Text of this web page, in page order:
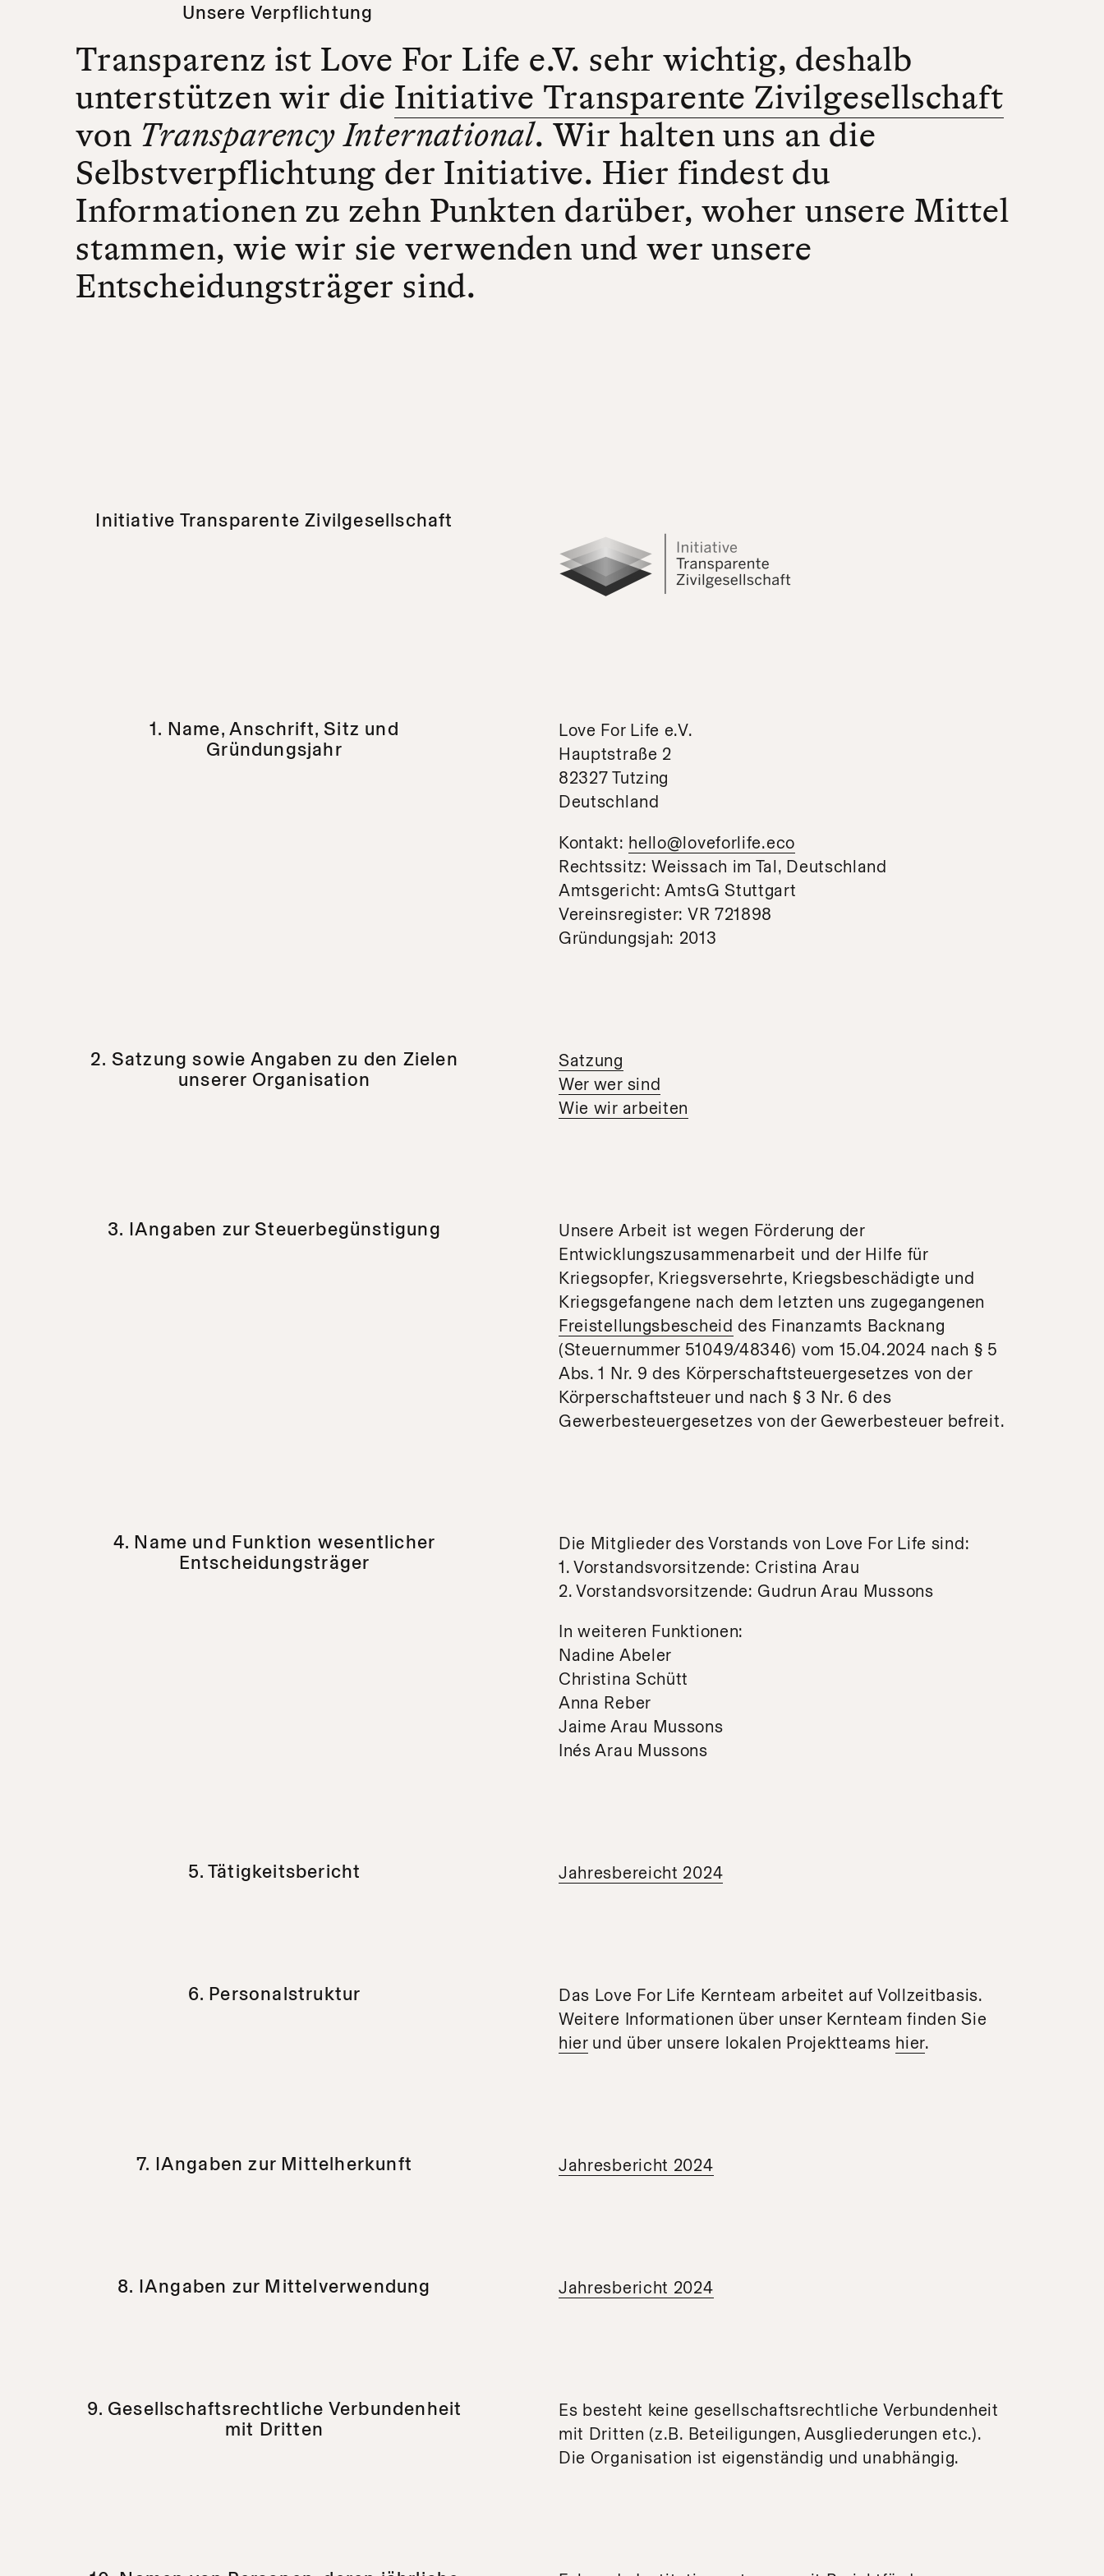
Unsere Verpflichtung
Transparenz ist Love For Life e.V. sehr wichtig, deshalb
unterstützen wir die Initiative Transparente Zivilgesellschaft
von Transparency International. Wir halten uns an die
Selbstverpflichtung der Initiative. Hier findest du
Informationen zu zehn Punkten darüber, woher unsere Mittel
stammen, wie wir sie verwenden und wer unsere
Entscheidungsträger sind.
Initiative Transparente Zivilgesellschaft
1. Name, Anschrift, Sitz und
Gründungsjahr
Love For Life e.V.
Hauptstraße 2
82327 Tutzing
Deutschland
Kontakt: hello@loveforlife.eco
Rechtssitz: Weissach im Tal, Deutschland
Amtsgericht: AmtsG Stuttgart
Vereinsregister: VR 721898
Gründungsjah: 2013
2. Satzung sowie Angaben zu den Zielen
unserer Organisation
Satzung
Wer wer sind
Wie wir arbeiten
3. IAngaben zur Steuerbegünstigung
Unsere Arbeit ist wegen Förderung der
Entwicklungszusammenarbeit und der Hilfe für
Kriegsopfer, Kriegsversehrte, Kriegsbeschädigte und
Kriegsgefangene nach dem letzten uns zugegangenen
Freistellungsbescheid des Finanzamts Backnang
(Steuernummer 51049/48346) vom 15.04.2024 nach § 5
Abs. 1 Nr. 9 des Körperschaftsteuergesetzes von der
Körperschaftsteuer und nach § 3 Nr. 6 des
Gewerbesteuergesetzes von der Gewerbesteuer befreit.
4. Name und Funktion wesentlicher
Entscheidungsträger
Die Mitglieder des Vorstands von Love For Life sind:
1. Vorstandsvorsitzende: Cristina Arau
2. Vorstandsvorsitzende: Gudrun Arau Mussons
In weiteren Funktionen:
Nadine Abeler
Christina Schütt
Anna Reber
Jaime Arau Mussons
Inés Arau Mussons
5. Tätigkeitsbericht Jahresbereicht 2024
6. Personalstruktur
Das Love For Life Kernteam arbeitet auf Vollzeitbasis.
Weitere Informationen über unser Kernteam finden Sie
hierund über unsere lokalen Projektteams hier.
7. IAngaben zur Mittelherkunft Jahresbericht 2024
8. IAngaben zur Mittelverwendung Jahresbericht 2024
9. Gesellschaftsrechtliche Verbundenheit
mit Dritten
Es besteht keine gesellschaftsrechtliche Verbundenheit
mit Dritten (z.B. Beteiligungen, Ausgliederungen etc.).
Die Organisation ist eigenständig und unabhängig.